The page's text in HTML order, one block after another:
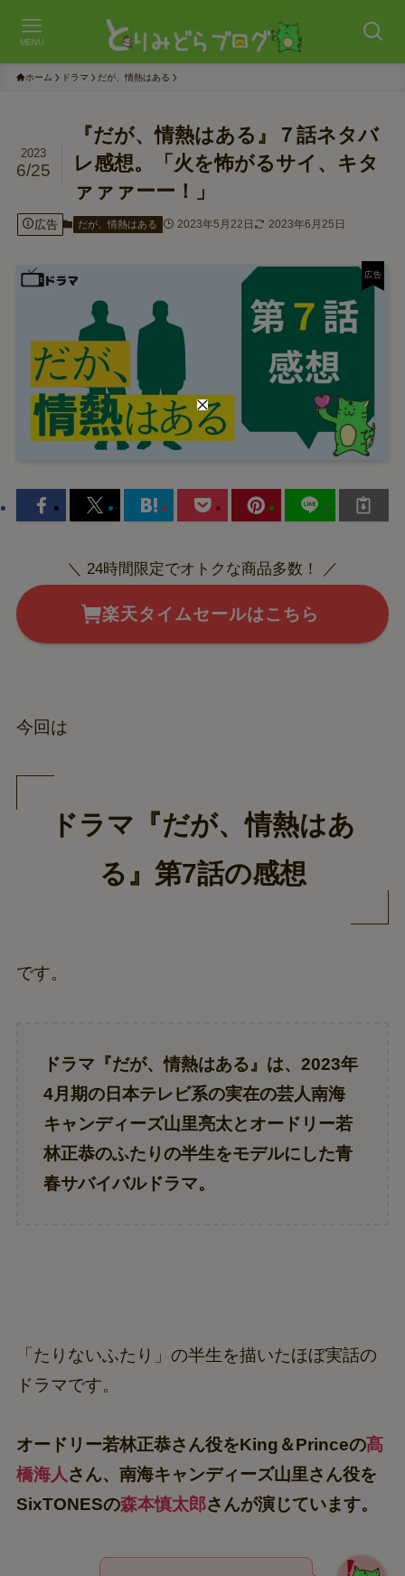
MENU
ホーム ドラマ だが、情熱はある
『だが、情熱はある』７話ネタバ
レ感想。「火を怖がるサイ、キタ
ァァァーー！」
2023
6/25
広告 だが、情熱はある 2023年5月22日 2023年6月25日
＼ 24時間限定でオトクな商品多数！ ／
楽天タイムセールはこちら
今回は
ドラマ『だが、情熱はあ
る』第7話の感想
です。
ドラマ『だが、情熱はある』は、2023年
4月期の日本テレビ系の実在の芸人南海
キャンディーズ山里亮太とオードリー若
林正恭のふたりの半生をモデルにした青
春サバイバルドラマ。
「たりないふたり」の半生を描いたほぼ実話の
ドラマです。
オードリー若林正恭さん役をKing＆Princeの髙
橋海人さん、南海キャンディーズ山里さん役を
SixTONESの森本慎太郎さんが演じています。